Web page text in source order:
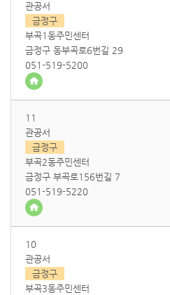
관공서
금정구
부곡1동주민센터
금정구 동부곡로6번길 29
051-519-5200
11
관공서
금정구
부곡2동주민센터
금정구 부곡로156번길 7
051-519-5220
10
관공서
금정구
부곡3동주민센터